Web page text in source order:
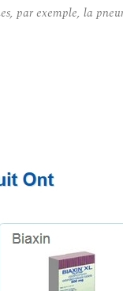
par exemple, la